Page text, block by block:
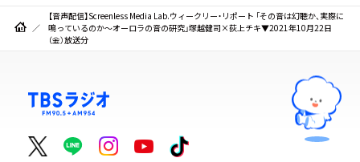
【音声配信】Screenless Media Lab.ウィークリー・リポート 「その音は幻聴か、実際に
鳴っているのか～オーロラの音の研究」塚越健司×荻上チキ▼2021年10月22日
（金）放送分